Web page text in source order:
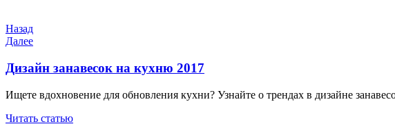
Навигация
по
записям
Предыдущая
запись
Назад
Следующая
Далее
Дизайн занавесок на кухню 2017
Ищете вдохновение для обновления кухни? Узнайте о трендах в дизайне
Читать статью